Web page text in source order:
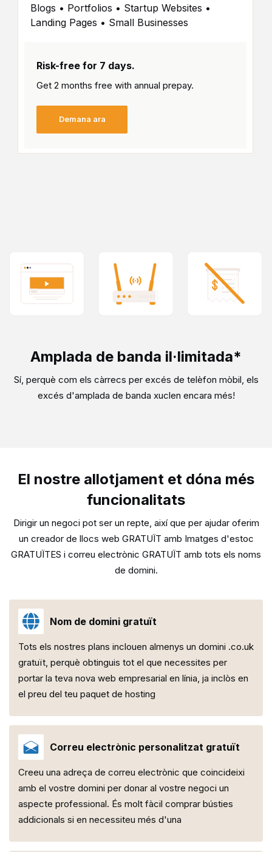
Blogs • Portfolios • Startup Websites •
Landing Pages • Small Businesses
Risk-free for 7 days.
Get 2 months free with annual prepay.
Demana ara
Amplada de banda il·limitada*
Sí, perquè com els càrrecs per excés de telèfon mòbil, els
excés d'amplada de banda xuclen encara més!
El nostre allotjament et dóna més
funcionalitats
Dirigir un negoci pot ser un repte, així que per ajudar oferim
un creador de llocs web GRATUÏT amb Imatges d'estoc
GRATUÏTES i correu electrònic GRATUÏT amb tots els noms
de domini.
Nom de domini gratuït
Tots els nostres plans inclouen almenys un domini .co.uk
gratuït, perquè obtinguis tot el que necessites per
portar la teva nova web empresarial en línia, ja inclòs en
el preu del teu paquet de hosting
Correu electrònic personalitzat gratuït
Creeu una adreça de correu electrònic que coincideixi
amb el vostre domini per donar al vostre negoci un
aspecte professional. És molt fàcil comprar bústies
addicionals si en necessiteu més d'una